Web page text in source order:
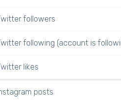
followers
following (account is
likes
posts